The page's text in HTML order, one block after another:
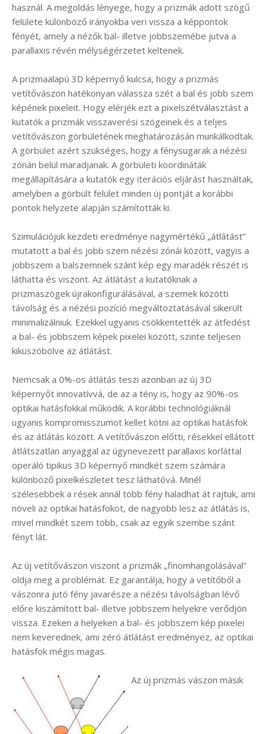
használ. A megoldás lényege, hogy a prizmák adott szögű
felülete különböző irányokba veri vissza a képpontok
fényét, amely a nézők bal- illetve jobbszemébe jutva a
parallaxis révén mélységérzetet keltenek.
A prizmaalapú 3D képernyő kulcsa, hogy a prizmás
vetítővászon hatékonyan válassza szét a bal és jobb szem
képének pixeleit. Hogy elérjék ezt a pixelszétválasztást a
kutatók a prizmák visszaverési szögeinek és a teljes
vetítővászon görbületének meghatározásán munkálkodtak.
A görbület azért szükséges, hogy a fénysugarak a nézési
zónán belül maradjanak. A görbületi koordináták
megállapítására a kutatók egy iterációs eljárást használtak,
amelyben a görbült felület minden új pontját a korábbi
pontok helyzete alapján számították ki.
Szimulációjuk kezdeti eredménye nagymértékű „átlátást”
mutatott a bal és jobb szem nézési zónái között, vagyis a
jobbszem a balszemnek szánt kép egy maradék részét is
láthatta és viszont. Az átlátást a kutatóknak a
prizmaszögek újrakonfigurálásával, a szemek közötti
távolság és a nézési pozíció megváltoztatásával sikerült
minimalizálniuk. Ezekkel ugyanis csökkentették az átfedést
a bal- és jobbszem képek pixelei között, szinte teljesen
kiküszöbölve az átlátást.
Nemcsak a 0%-os átlátás teszi azonban az új 3D
képernyőt innovatívvá, de az a tény is, hogy az 90%-os
optikai hatásfokkal működik. A korábbi technológiáknál
ugyanis kompromisszumot kellet kötni az optikai hatásfok
és az átlátás között. A vetítővászon előtti, résekkel ellátott
átlátszatlan anyaggal az úgynevezett parallaxis korláttal
operáló tipikus 3D képernyő mindkét szem számára
különböző pixelkészletet tesz láthatóvá. Minél
szélesebbek a rések annál több fény haladhat át rajtuk, ami
növeli az optikai hatásfokot, de nagyobb lesz az átlátás is,
mivel mindkét szem több, csak az egyik szembe szánt
fényt lát.
Az új vetítővászon viszont a prizmák „finomhangolásával”
oldja meg a problémát. Ez garantálja, hogy a vetítőből a
vászonra jutó fény javarésze a nézési távolságban lévő
előre kiszámított bal- illetve jobbszem helyekre verődjön
vissza. Ezeken a helyeken a bal- és jobbszem kép pixelei
nem keverednek, ami zéró átlátást eredményez, az optikai
hatásfok mégis magas.
Az új prizmás vászon másik